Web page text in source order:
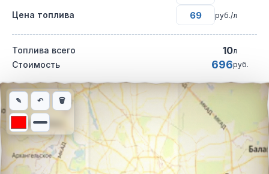
Цена топлива руб./л
Топлива всего 10л
Стоимость 696руб.
Интерактивная карта автомобильного маршрута из города
✎ ↶ 🗑